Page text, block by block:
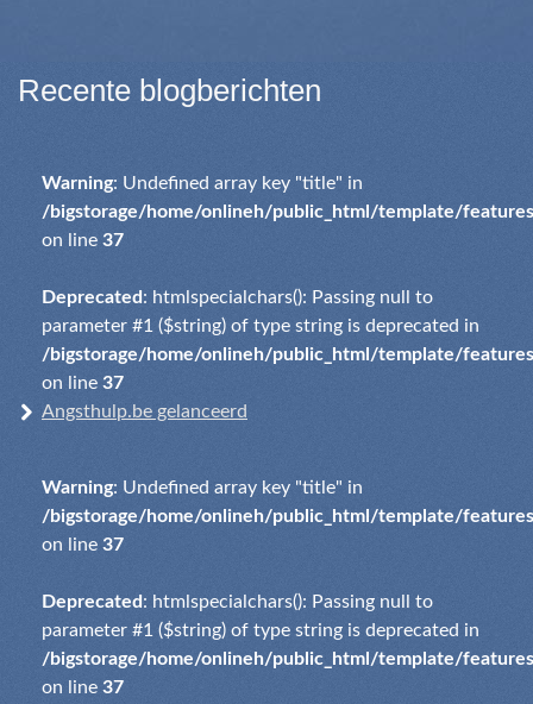
Recente blogberichten
Warning: Undefined array key "title" in
/bigstorage/home/onlineh/public_html/template/
on line 37
Deprecated : htmlspecialchars(): Passing null to
parameter #1 ($string) of type string is deprecated in
/bigstorage/home/onlineh/public_html/template/
on line 37
Angsthulp.be gelanceerd
Warning: Undefined array key "title" in
/bigstorage/home/onlineh/public_html/template/
on line 37
Deprecated : htmlspecialchars(): Passing null to
parameter #1 ($string) of type string is deprecated in
/bigstorage/home/onlineh/public_html/template/
on line 37